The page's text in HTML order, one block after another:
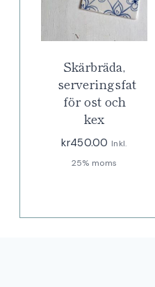
Skärbräda,
serveringsfat
för ost och
kex
kr450.00 Inkl.
25% moms